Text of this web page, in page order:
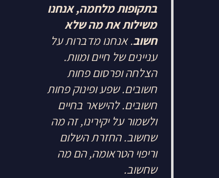
בתקופות מלחמה, אנחנו
משילות את מה שלא
חשוב. אנחנו מדברות על
עניינים של חיים ומוות.
הצלחה ופרסום פחות
חשובים. שפע ופינוק פחות
חשובים. להישאר בחיים
ולשמור על יקירינו, זה מה
שחשוב. החזרת השלום
וריפוי הטראומה, הם מה
שחשוב.